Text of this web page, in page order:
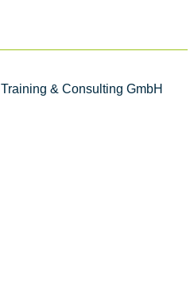
& Consulting GmbH